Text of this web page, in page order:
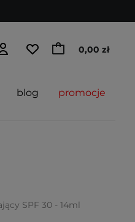
0,00 zł
blog promocje
SPF 30 - 14ml